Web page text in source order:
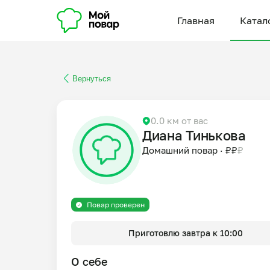
Главная
Вернуться
0.0 км от вас
Диана Тинькова
Домашний повар · ₽₽₽
Повар проверен
Приготовлю завтра к 10:00
О себе